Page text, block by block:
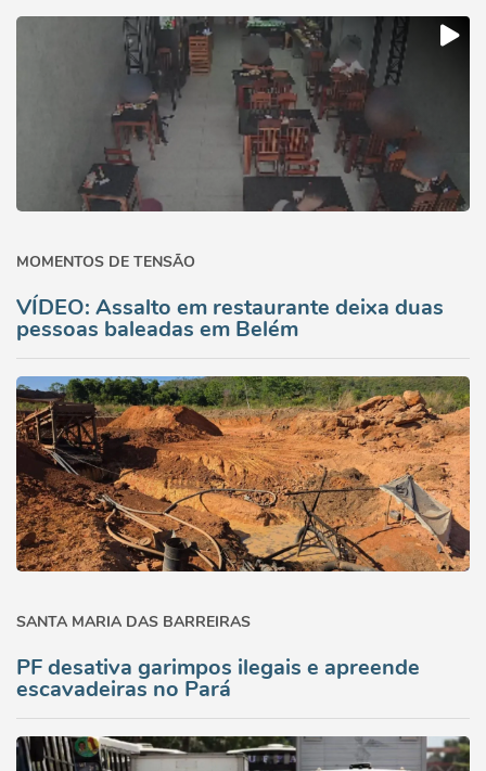
MOMENTOS DE TENSÃO
VÍDEO: Assalto em restaurante deixa duas
pessoas baleadas em Belém
SANTA MARIA DAS BARREIRAS
PF desativa garimpos ilegais e apreende
escavadeiras no Pará